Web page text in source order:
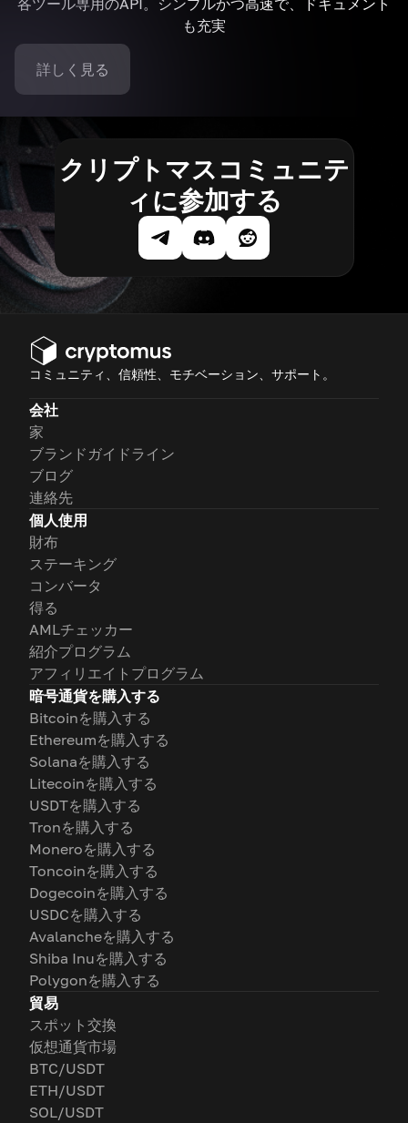
各ツール専用のAPI。シンプルかつ高速で、ドキュメント
も充実
詳しく見る
クリプトマスコミュニテ
ィに参加する
コミュニティ、信頼性、モチベーション、サポート。
会社
家
ブランドガイドライン
ブログ
連絡先
個人使用
財布
ステーキング
コンバータ
得る
AMLチェッカー
紹介プログラム
アフィリエイトプログラム
暗号通貨を購入する
Bitcoinを購入する
Ethereumを購入する
Solanaを購入する
Litecoinを購入する
USDTを購入する
Tronを購入する
Moneroを購入する
Toncoinを購入する
Dogecoinを購入する
USDCを購入する
Avalancheを購入する
Shiba Inuを購入する
Polygonを購入する
貿易
スポット交換
仮想通貨市場
BTC/USDT
ETH/USDT
SOL/USDT